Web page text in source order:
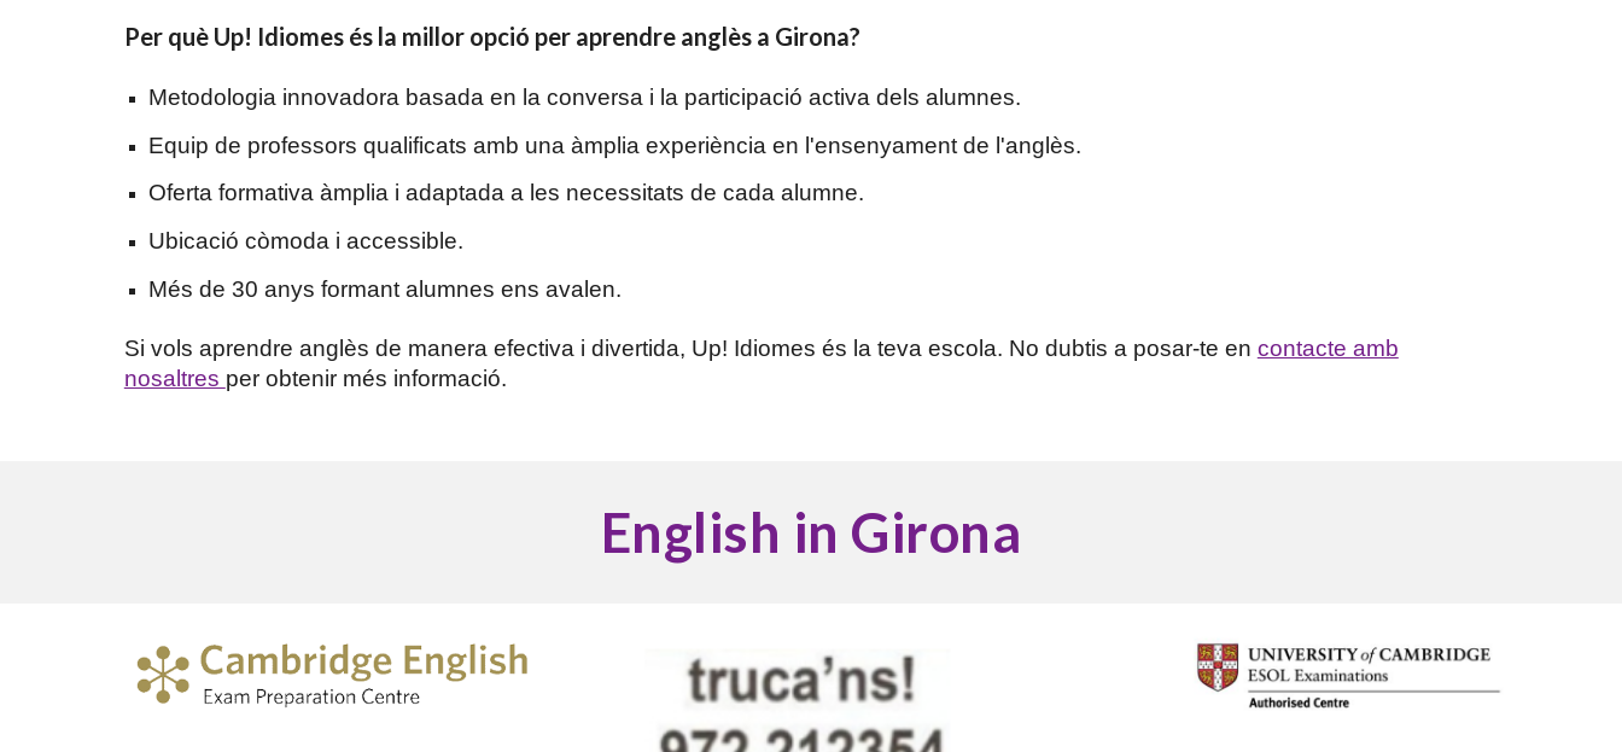
Per què Up! Idiomes és la millor opció per aprendre anglès a Girona?
Metodologia innovadora basada en la conversa i la participació activa dels alumnes.
Equip de professors qualificats amb una àmplia experiència en l'ensenyament de l'anglès.
Oferta formativa àmplia i adaptada a les necessitats de cada alumne.
Ubicació còmoda i accessible.
Més de 30 anys formant alumnes ens avalen.
Si vols aprendre anglès de manera efectiva i divertida, Up! Idiomes és la teva escola. No dubtis a posar-te en contacte amb
nosaltres per obtenir més informació.
English in Girona